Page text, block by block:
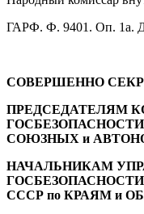
ГАРФ. Ф. 9401. Оп. 1a.
СОВЕРШЕННО
ПРЕДСЕДАТЕЛЯМ
СОЮЗНЫХ и
НАЧАЛЬНИКАМ
СССР по КРАЯМ и